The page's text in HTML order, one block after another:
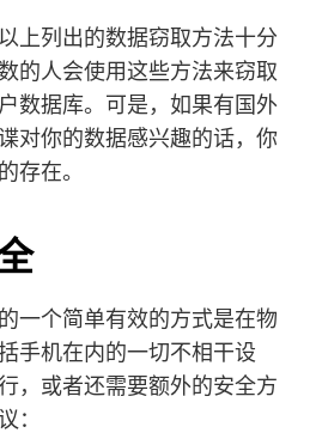
上列出的数据窃取方法十分
的人会使用这些方法来窃取
数据库。可是，如果有国外
对你的数据感兴趣的话，你
存在。
一个简单有效的方式是在物
手机在内的一切不相干设
，或者还需要额外的安全方
：